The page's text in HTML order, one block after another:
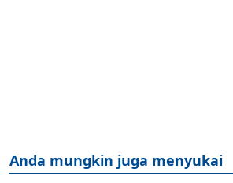
Anda mungkin juga menyukai